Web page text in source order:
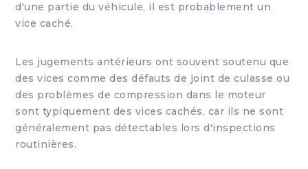
d'une partie du véhicule, il est probablement un
vice caché.
Les jugements antérieurs ont souvent soutenu que
des vices comme des défauts de joint de culasse ou
des problèmes de compression dans le moteur
sont typiquement des vices cachés, car ils ne sont
généralement pas détectables lors d'inspections
routinières.